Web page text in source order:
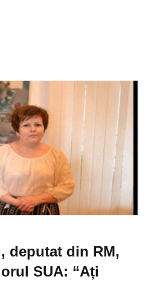
deputat din RM,
SUA: “Ați